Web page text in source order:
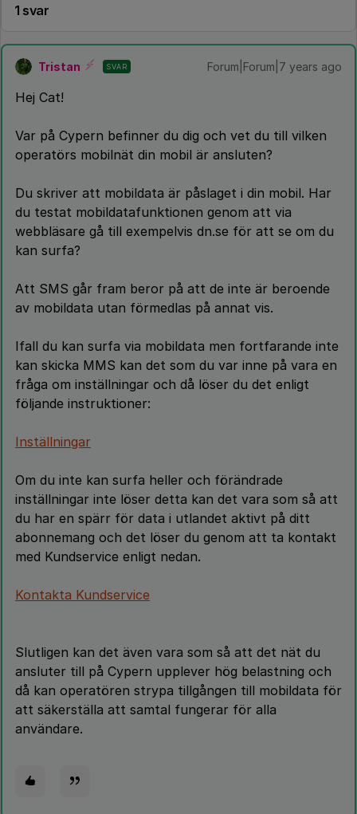
1 svar
Tristan SVAR Forum|Forum|7 years ago
Hej Cat!
Var på Cypern befinner du dig och vet du till vilken
operatörs mobilnät din mobil är ansluten?
Du skriver att mobildata är påslaget i din mobil. Har
du testat mobildatafunktionen genom att via
webbläsare gå till exempelvis dn.se för att se om du
kan surfa?
Att SMS går fram beror på att de inte är beroende
av mobildata utan förmedlas på annat vis.
Ifall du kan surfa via mobildata men fortfarande inte
kan skicka MMS kan det som du var inne på vara en
fråga om inställningar och då löser du det enligt
följande instruktioner:
Inställningar
Om du inte kan surfa heller och förändrade
inställningar inte löser detta kan det vara som så att
du har en spärr för data i utlandet aktivt på ditt
abonnemang och det löser du genom att ta kontakt
med Kundservice enligt nedan.
Kontakta Kundservice
Slutligen kan det även vara som så att det nät du
ansluter till på Cypern upplever hög belastning och
då kan operatören strypa tillgången till mobildata för
att säkerställa att samtal fungerar för alla
användare.